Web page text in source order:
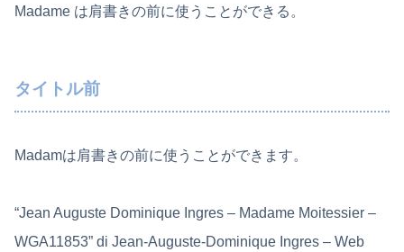
Madame は肩書きの前に使うことができる。
タイトル前
Madamは肩書きの前に使うことができます。
“Jean Auguste Dominique Ingres – Madame Moitessier –
WGA11853” di Jean-Auguste-Dominique Ingres – Web